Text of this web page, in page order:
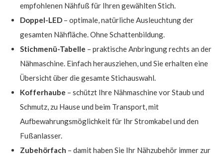
empfohlenen Nähfuß für Ihren gewählten Stich.
Doppel-LED – optimale, natürliche Ausleuchtung der
gesamten Nähfläche. Ohne Schattenbildung.
Stichmenü-Tabelle – praktische Anbringung rechts an der
Nähmaschine. Einfach herausziehen, und Sie erhalten eine
Übersicht über die gesamte Stichauswahl.
Kofferhaube – schützt Ihre Nähmaschine vor Staub und
Schmutz, zu Hause und beim Transport, mit
Aufbewahrungsmöglichkeit für Ihr Stromkabel und den
Fußanlasser.
Zubehörfach – damit haben Sie Ihr Nähzubehör immer zur